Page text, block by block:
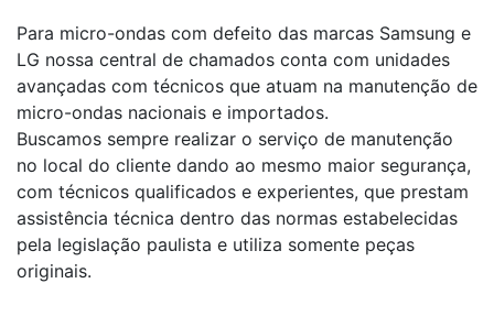
Para micro-ondas com defeito das marcas Samsung e
LG nossa central de chamados conta com unidades
avançadas com técnicos que atuam na manutenção de
micro-ondas nacionais e importados.
Buscamos sempre realizar o serviço de manutenção
no local do cliente dando ao mesmo maior segurança,
com técnicos qualificados e experientes, que prestam
assistência técnica dentro das normas estabelecidas
pela legislação paulista e utiliza somente peças
originais.